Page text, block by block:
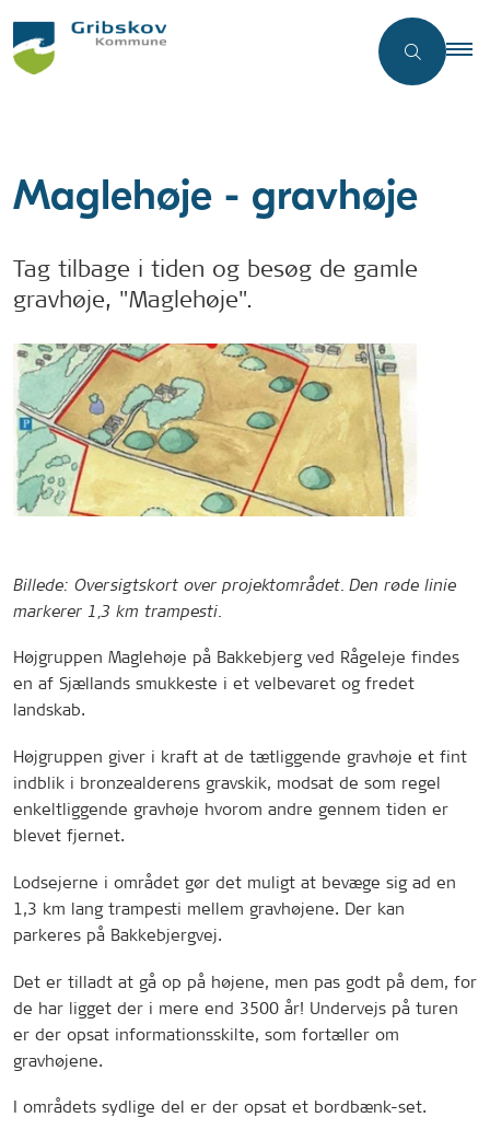
Maglehøje - gravhøje
Tag tilbage i tiden og besøg de gamle
gravhøje, "Maglehøje".
Billede: Oversigtskort over projektområdet. Den røde linie
markerer 1,3 km trampesti.
Højgruppen Maglehøje på Bakkebjerg ved Rågeleje findes
en af Sjællands smukkeste i et velbevaret og fredet
landskab.
Højgruppen giver i kraft at de tætliggende gravhøje et fint
indblik i bronzealderens gravskik, modsat de som regel
enkeltliggende gravhøje hvorom andre gennem tiden er
blevet fjernet.
Lodsejerne i området gør det muligt at bevæge sig ad en
1,3 km lang trampesti mellem gravhøjene. Der kan
parkeres på Bakkebjergvej.
Det er tilladt at gå op på højene, men pas godt på dem, for
de har ligget der i mere end 3500 år! Undervejs på turen
er der opsat informationsskilte, som fortæller om
gravhøjene.
I områdets sydlige del er der opsat et bordbænk-set.